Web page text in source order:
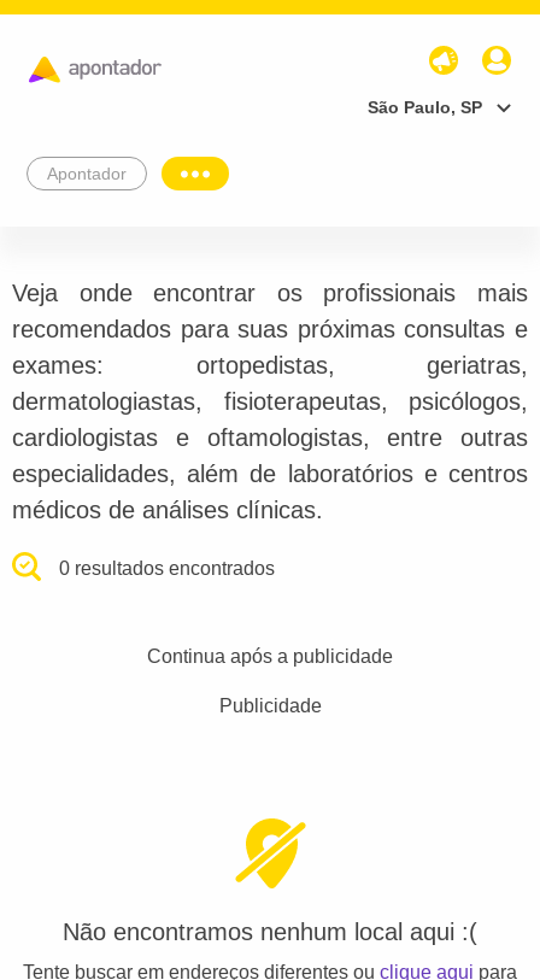
São Paulo, SP
Apontador
Veja onde encontrar os profissionais mais
recomendados para suas próximas consultas e
exames: ortopedistas, geriatras,
dermatologiastas, fisioterapeutas, psicólogos,
cardiologistas e oftamologistas, entre outras
especialidades, além de laboratórios e centros
médicos de análises clínicas.
0 resultados encontrados
Continua após a publicidade
Publicidade
Não encontramos nenhum local aqui :(
Tente buscar em endereços diferentes ou clique aqui para